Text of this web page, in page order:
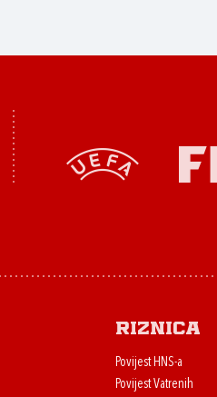
Riznica
Povijest HNS-a
Povijest Vatrenih